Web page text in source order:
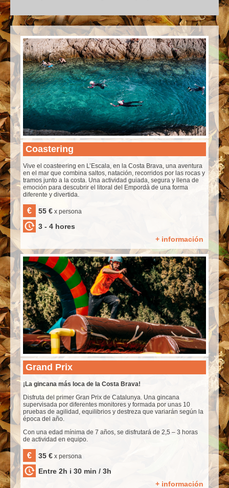
Coastering
Vive el coasteering en L’Escala, en la Costa Brava, una aventura
en el mar que combina saltos, natación, recorridos por las rocas y
tramos junto a la costa. Una actividad guiada, segura y llena de
emoción para descubrir el litoral del Empordà de una forma
diferente y divertida.
€ 55 € x persona
3 - 4 hores
+ información
Grand Prix
¡La gincana más loca de la Costa Brava!
Disfruta del primer Gran Prix de Catalunya. Una gincana
supervisada por diferentes monitores y formada por unas 10
pruebas de agilidad, equilibrios y destreza que variarán según la
época del año.
Con una edad mínima de 7 años, se disfrutará de 2,5 – 3 horas
de actividad en equipo.
€ 35 € x persona
Entre 2h i 30 min / 3h
+ información